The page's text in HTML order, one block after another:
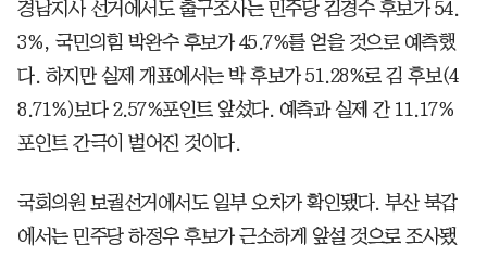
경남지사 선거에서도 출구조사는 민주당 김경수 후보가 54.
3%, 국민의힘 박완수 후보가 45.7%를 얻을 것으로 예측했
다. 하지만 실제 개표에서는 박 후보가 51.28%로 김 후보(4
8.71%)보다 2.57%포인트 앞섰다. 예측과 실제 간 11.17%
포인트 간극이 벌어진 것이다.
국회의원 보궐선거에서도 일부 오차가 확인됐다. 부산 북갑
에서는 민주당 하정우 후보가 근소하게 앞설 것으로 조사됐